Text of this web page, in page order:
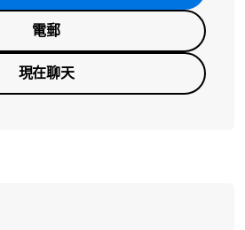
電郵
現在聊天